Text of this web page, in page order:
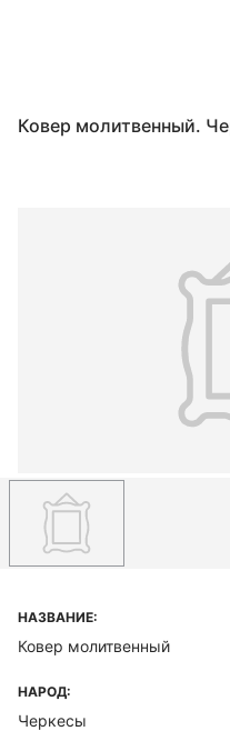
Ковер молитвенный.
НАЗВАНИЕ:
Ковер молитвенный
НАРОД:
Черкесы